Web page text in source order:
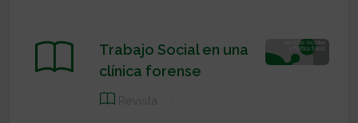
Trabajo Social en una
clínica forense
Revista